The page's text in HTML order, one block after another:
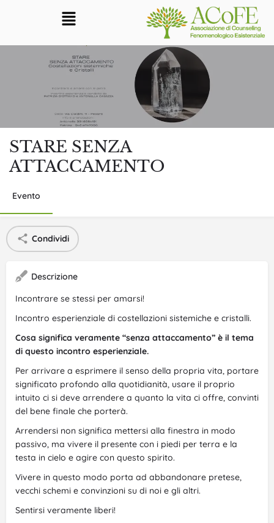
STARE SENZA
ATTACCAMENTO
Evento
Condividi
Descrizione
Incontrare se stessi per amarsi!
Incontro esperienziale di costellazioni sistemiche e cristalli.
Cosa significa veramente “senza attaccamento” è il tema
di questo incontro esperienziale.
Per arrivare a esprimere il senso della propria vita, portare
significato profondo alla quotidianità, usare il proprio
intuito ci si deve arrendere a quanto la vita ci offre, convinti
del bene finale che porterà.
Arrendersi non significa mettersi alla finestra in modo
passivo, ma vivere il presente con i piedi per terra e la
testa in cielo e agire con questo spirito.
Vivere in questo modo porta ad abbandonare pretese,
vecchi schemi e convinzioni su di noi e gli altri.
Sentirsi veramente liberi!